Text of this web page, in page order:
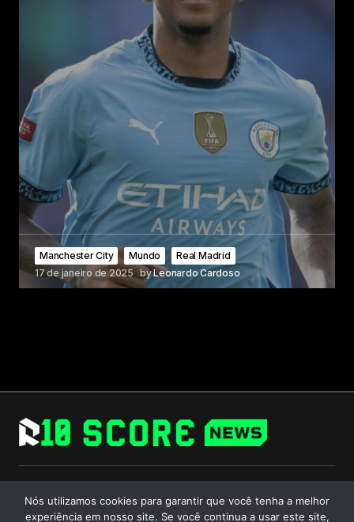
Manchester City Mundo
Real Madrid
17 de janeiro de 2025 byLeonardo Cardoso
Follow Us
Nós utilizamos cookies para garantir que você tenha a melhor
experiência em nosso site. Se você continua a usar este site,